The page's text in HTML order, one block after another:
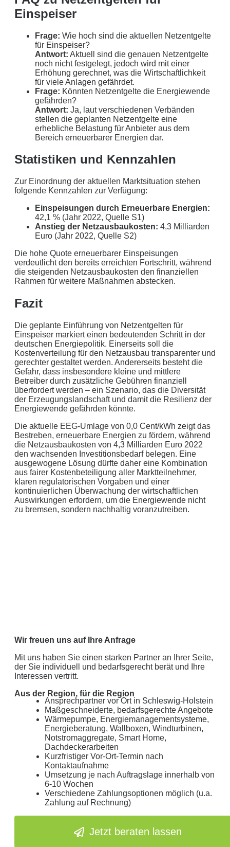
Einspeiser
Frage: Wie hoch sind die aktuellen Netzentgelte
für Einspeiser?
Antwort: Aktuell sind die genauen Netzentgelte
noch nicht festgelegt, jedoch wird mit einer
Erhöhung gerechnet, was die Wirtschaftlichkeit
für viele Anlagen gefährdet.
Frage: Könnten Netzentgelte die Energiewende
gefährden?
Antwort: Ja, laut verschiedenen Verbänden
stellen die geplanten Netzentgelte eine
erhebliche Belastung für Anbieter aus dem
Bereich erneuerbarer Energien dar.
Statistiken und Kennzahlen
Zur Einordnung der aktuellen Marktsituation stehen
folgende Kennzahlen zur Verfügung:
Einspeisungen durch Erneuerbare Energien:
42,1 % (Jahr 2022, Quelle S1)
Anstieg der Netzausbaukosten: 4,3 Milliarden
Euro (Jahr 2022, Quelle S2)
Die hohe Quote erneuerbarer Einspeisungen
verdeutlicht den bereits erreichten Fortschritt, während
die steigenden Netzausbaukosten den finanziellen
Rahmen für weitere Maßnahmen abstecken.
Fazit
Die geplante Einführung von Netzentgelten für
Einspeiser markiert einen bedeutenden Schritt in der
deutschen Energiepolitik. Einerseits soll die
Kostenverteilung für den Netzausbau transparenter und
gerechter gestaltet werden. Andererseits besteht die
Gefahr, dass insbesondere kleine und mittlere
Betreiber durch zusätzliche Gebühren finanziell
überfordert werden – ein Szenario, das die Diversität
der Erzeugungslandschaft und damit die Resilienz der
Energiewende gefährden könnte.
Die aktuelle EEG-Umlage von 0,0 Cent/kWh zeigt das
Bestreben, erneuerbare Energien zu fördern, während
die Netzausbaukosten von 4,3 Milliarden Euro 2022
den wachsenden Investitionsbedarf belegen. Eine
ausgewogene Lösung dürfte daher eine Kombination
aus fairer Kostenbeteiligung aller Marktteilnehmer,
klaren regulatorischen Vorgaben und einer
kontinuierlichen Überwachung der wirtschaftlichen
Auswirkungen erfordern, um die Energiewende nicht
zu bremsen, sondern nachhaltig voranzutreiben.
Wir freuen uns auf Ihre Anfrage
Mit uns haben Sie einen starken Partner an Ihrer Seite,
der Sie individuell und bedarfsgerecht berät und Ihre
Interessen vertritt.
Aus der Region, für die Region
Ansprechpartner vor Ort in Schleswig-Holstein
Maßgeschneiderte, bedarfsgerechte Angebote
Wärmepumpe, Energiemanagementsysteme,
Energieberatung, Wallboxen, Windturbinen,
Notstromaggregate, Smart Home,
Dachdeckerarbeiten
Kurzfristiger Vor-Ort-Termin nach
Kontaktaufnahme
Umsetzung je nach Auftragslage innerhalb von
6-10 Wochen
Verschiedene Zahlungsoptionen möglich (u.a.
Zahlung auf Rechnung)
Jetzt beraten lassen